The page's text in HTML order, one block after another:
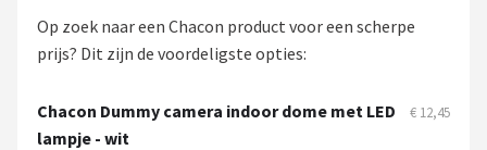
Smartwares
ieGeek
Op zoek naar een Chacon product voor een scherpe
prijs? Dit zijn de voordeligste opties:
Chacon Dummy camera indoor dome met LED
lampje - wit
€ 12,45